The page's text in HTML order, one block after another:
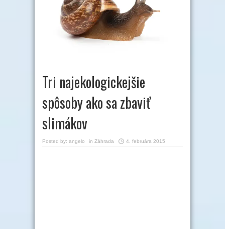
Tri najekologickejšie
spôsoby ako sa zbaviť
slimákov
Posted by: angelo in Záhrada 4. februára 2015